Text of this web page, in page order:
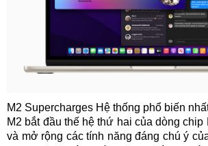
M2 Supercharges Hệ thống phổ biến
M2 bắt đầu thế hệ thứ hai của dòng chip
và mở rộng các tính năng đáng chú ý